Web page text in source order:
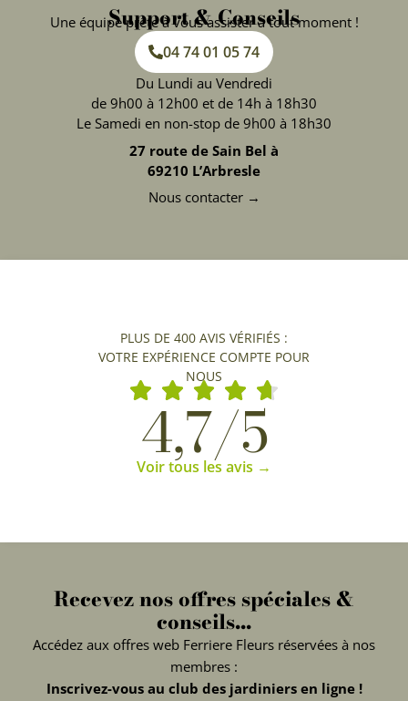
Support & Conseils
Une équipe prête à vous assister à tout moment !
04 74 01 05 74
Du Lundi au Vendredi
de 9h00 à 12h00 et de 14h à 18h30
Le Samedi en non-stop de 9h00 à 18h30
27 route de Sain Bel à
69210 L’Arbresle
Nous contacter →
PLUS DE 400 AVIS VÉRIFIÉS :
VOTRE EXPÉRIENCE COMPTE POUR
NOUS
4,7/5
Voir tous les avis →
Recevez nos offres spéciales &
conseils...
Accédez aux offres web Ferriere Fleurs réservées à nos
membres :
Inscrivez-vous au club des jardiniers en ligne !